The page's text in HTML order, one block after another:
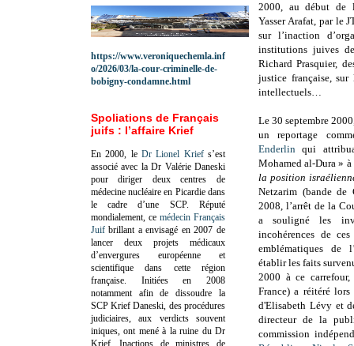
2000, au début de
Yasser Arafat, par le
sur l’inaction
institutions juives
Richard Prasquier,
justice française,
intellectuels…
Le 30 septembre
un reportage
Enderlin qui
Mohamed al-Dura »
la position
Netzarim (bande de
2008, l’arrêt de la
a souligné les
incohérences de
emblématiques de
établir les faits
2000 à ce
France) a réitéré
d'Elisabeth Lévy et
directeur de la
commission
https://www.veroniquechemla.inf
o/2026/03/la-cour-criminelle-de-
bobigny-condamne.html
Spoliations de Français
juifs : l’affaire Krief
En 2000, le Dr Lionel Kriefs’est
associé avec la Dr Valérie Daneski
pour diriger deux centres de
médecine nucléaire en Picardie dans
le cadre d’une SCP. Réputé
mondialement, ce médecin Français
Juif brillant a envisagé en 2007 de
lancer deux projets médicaux
d’envergures européenne et
scientifique dans cette région
française. Initiées en 2008
notamment afin de dissoudre la
SCP Krief Daneski, des procédures
judiciaires, aux verdicts souvent
iniques, ont mené à la ruine du Dr
Krief.Inactions de ministres de